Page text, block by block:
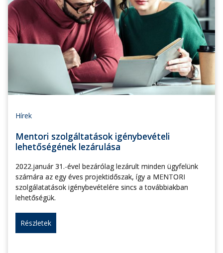
Hírek
Mentori szolgáltatások igénybevételi
lehetőségének lezárulása
2022.január 31.-ével bezárólag lezárult minden ügyfelünk
számára az egy éves projektidőszak, így a MENTORI
szolgálatatások igénybevételére sincs a továbbiakban
lehetőségük.
Részletek